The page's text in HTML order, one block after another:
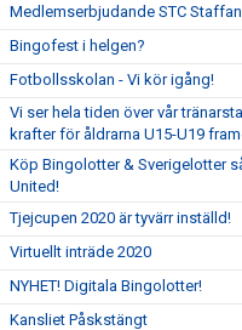
Medlemserbjudande STC
Bingofest i helgen?
Fotbollsskolan - Vi kör igång!
Vi ser hela tiden över vår
krafter för åldrarna U15-U19
Köp Bingolotter & Sverigelotter
United!
Tjejcupen 2020 är tyvärr inställd!
Virtuellt inträde 2020
NYHET! Digitala Bingolotter!
Kansliet Påskstängt